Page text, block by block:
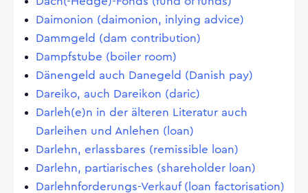
Daimonion (daimonion, inlying advice)
Dammgeld (dam contribution)
Dampfstube (boiler room)
Dänengeld auch Danegeld (Danish pay)
Dareiko, auch Dareikon (daric)
Darleh(e)n in der älteren Literatur auch
Darleihen und Anlehen (loan)
Darlehn, erlassbares (remissible loan)
Darlehn, partiarisches (shareholder loan)
Darlehnforderungs-Verkauf (loan factorisation)